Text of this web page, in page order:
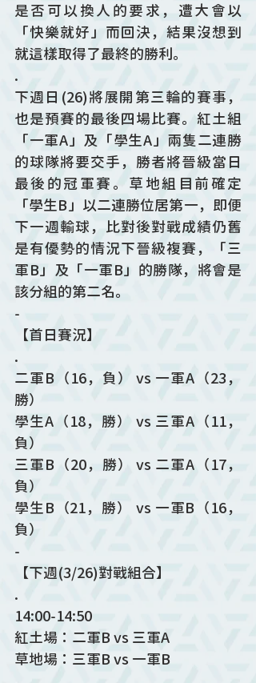
是否可以換人的要求，遭大會以
「快樂就好」而回決，結果沒想到
就這樣取得了最終的勝利。
.
下週日(26)將展開第三輪的賽事，
也是預賽的最後四場比賽。紅土組
「一軍A」及「學生A」兩隻二連勝
的球隊將要交手，勝者將晉級當日
最後的冠軍賽。草地組目前確定
「學生B」以二連勝位居第一，即便
下一週輸球，比對後對戰成績仍舊
是有優勢的情況下晉級複賽，「三
軍B」及「一軍B」的勝隊，將會是
該分組的第二名。
-
【首日賽況】
.
二軍B（16，負） vs 一軍A（23，
勝）
學生A（18，勝） vs 三軍A（11，
負）
三軍B（20，勝） vs 二軍A（17，
負）
學生B（21，勝） vs 一軍B（16，
負）
-
【下週(3/26)對戰組合】
.
14:00-14:50
紅土場：二軍B vs 三軍A
草地場：三軍B vs 一軍B